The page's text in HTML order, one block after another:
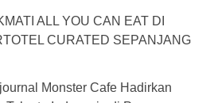
ALL YOU CAN EAT DI
CURATED SEPANJANG
Monster Cafe Hadirkan